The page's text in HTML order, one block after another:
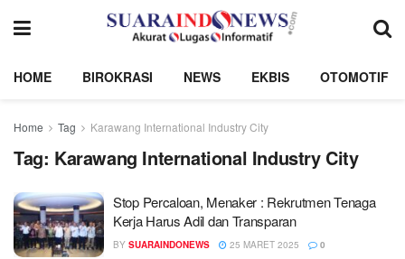
HOME BIROKRASI NEWS EKBIS OTOMOTIF
Home Tag Karawang International Industry City
Tag: Karawang International Industry City
Stop Percaloan, Menaker : Rekrutmen Tenaga
Kerja Harus Adil dan Transparan
BY SUARAINDONEWS 25 MARET 2025 0